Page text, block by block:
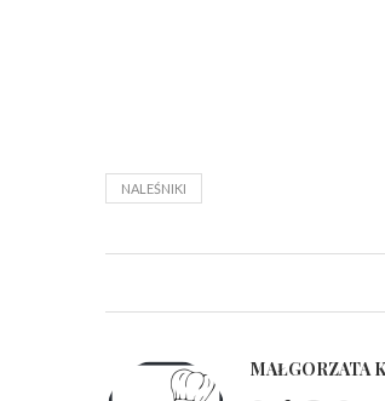
NALEŚNIKI
MAŁGORZATA